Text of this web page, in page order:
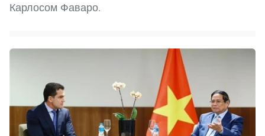
Карлосом Фаваро.